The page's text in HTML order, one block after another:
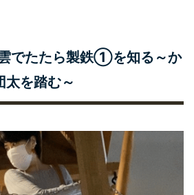
でたたら製鉄①を知る～か
太を踏む～